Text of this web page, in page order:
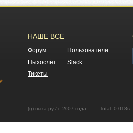
НАШЕ ВСЕ
Форум
Пользователи
Пыхослёт
Slack
Тикеты
(ц) пыха.ру / с 2007 года Total: